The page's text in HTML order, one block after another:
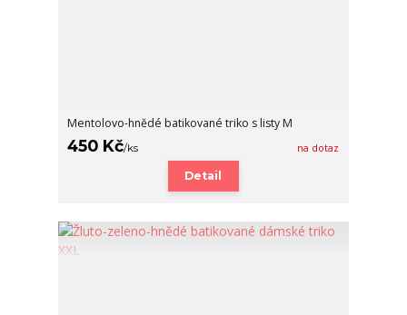
Mentolovo-hnědé batikované triko s listy M
450 Kč/ks na dotaz
Detail